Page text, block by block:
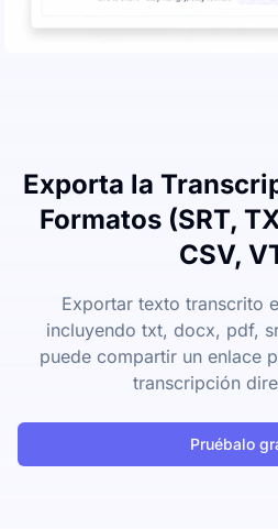
Exporta la
Formatos (SRT,
CSV,
Exportar texto transcrito
incluyendo txt, docx, pdf,
puede compartir un enlace
transcripción
Pruébalo